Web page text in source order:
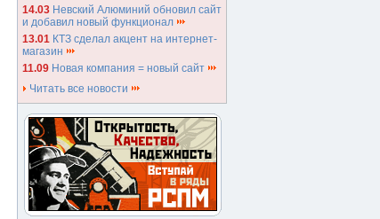
14.03 Невский Алюминий обновил сайт
и добавил новый функционал
13.01 КТЗ сделал акцент на интернет-
магазин
11.09 Новая компания = новый сайт
Читать все новости